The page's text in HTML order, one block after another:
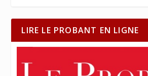
LIRE LE PROBANT EN LIGNE